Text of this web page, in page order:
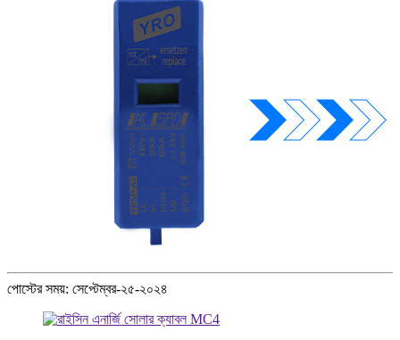
পোস্টের সময়: সেপ্টেম্বর-২৫-২০২৪